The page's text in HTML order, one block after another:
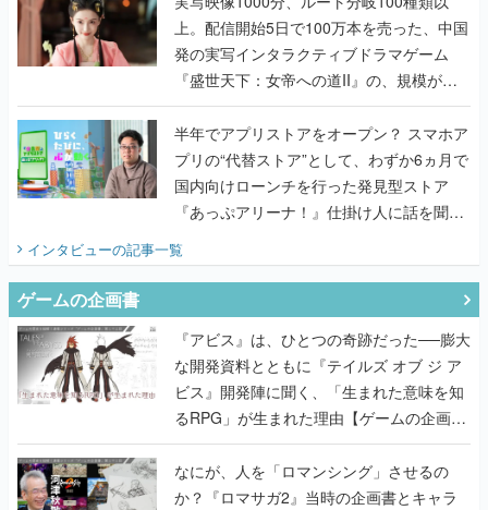
上。配信開始5日で100万本を売った、中国
発の実写インタラクティブドラマゲーム
『盛世天下：女帝への道II』の、規模が違
うこだわりをプロデューサーに聞いた
半年でアプリストアをオープン？ スマホア
プリの“代替ストア”として、わずか6ヵ月で
国内向けローンチを行った発見型ストア
『あっぷアリーナ！』仕掛け人に話を聞い
インタビューの記事一覧
ゲームの企画書
『アビス』は、ひとつの奇跡だった──膨大
な開発資料とともに『テイルズ オブ ジ ア
ビス』開発陣に聞く、「生まれた意味を知
るRPG」が生まれた理由【ゲームの企画
書】
なにが、人を「ロマンシング」させるの
か？『ロマサガ2』当時の企画書とキャラ